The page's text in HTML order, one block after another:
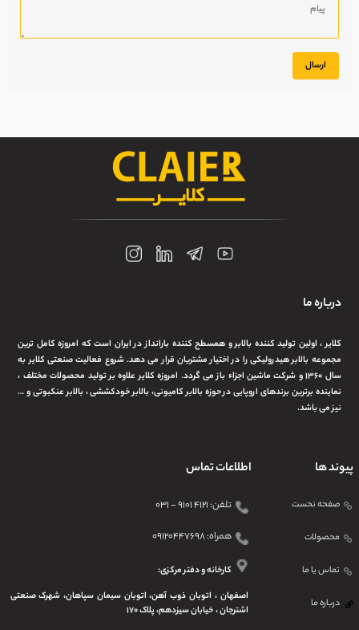
ارسال
درباره ما
کلایر ، اولین تولید کننده بالابر و همسطح کننده بارانداز در ایران است که امروزه کامل ترین
مجموعه بالابر هیدرولیکی را در اختیار مشتریان قرار می دهد. شروع فعالیت صنعتی کلایر به
سال ۱۳۶۰ و شرکت ماشین اجزاء باز می گردد. امروزه کلایر علاوه بر تولید محصولات مختلف ،
نماینده برترین برندهای اروپایی در حوزه بالابر کامیونی، بالابر خودکششی ، بالابر عنکبوتی و …
نیز می باشد.
پیوند ها
صفحه نحست
محصولات
تماس یا ما
درباره ما
اطلاعات تماس
تلفن: ۴۱۲۱ ۹۱۰۱ - ۰۳۱
همراه: ۰۹۱۲۰۴۴۷۶۹۸
کارخانه و دفتر مرکزی:
اصفهان ، اتوبان ذوب آهن، اتوبان سیمان سپاهان، شهرک صنعتی
اشترجان ، خیابان سیزدهم، پلاک ۱۷۰